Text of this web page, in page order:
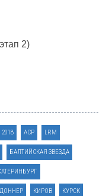
2)
2018 ACP LRM
БАЛТИЙСКАЯ ЗВЕЗДА
КИРОВ КУРСК